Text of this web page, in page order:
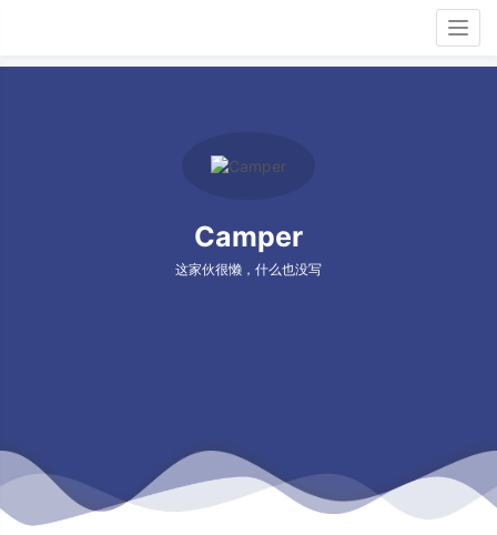
Camper
这家伙很懒，什么也没写